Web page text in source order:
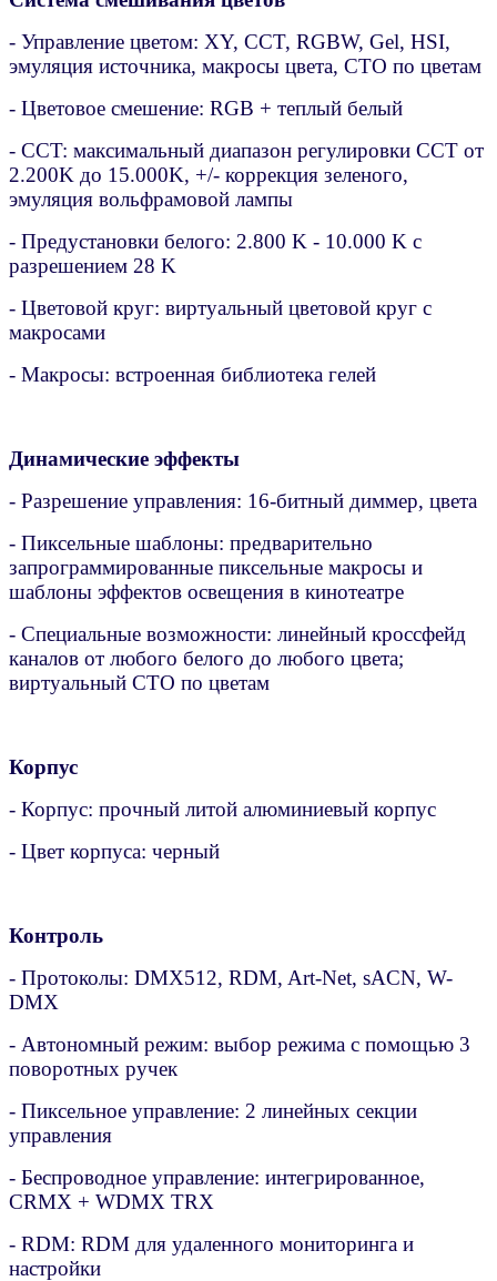
- Управление цветом: XY, CCT, RGBW, Gel, HSI,
эмуляция источника, макросы цвета, CTO по цветам
- Цветовое смешение: RGB + теплый белый
- CCT: максимальный диапазон регулировки CCT от
2.200K до 15.000K, +/- коррекция зеленого,
эмуляция вольфрамовой лампы
- Предустановки белого: 2.800 K - 10.000 K с
разрешением 28 K
- Цветовой круг: виртуальный цветовой круг с
макросами
- Макросы: встроенная библиотека гелей
Динамические эффекты
- Разрешение управления: 16-битный диммер, цвета
- Пиксельные шаблоны: предварительно
запрограммированные пиксельные макросы и
шаблоны эффектов освещения в кинотеатре
- Специальные возможности: линейный кроссфейд
каналов от любого белого до любого цвета;
виртуальный CTO по цветам
Корпус
- Корпус: прочный литой алюминиевый корпус
- Цвет корпуса: черный
Контроль
- Протоколы: DMX512, RDM, Art-Net, sACN, W-
DMX
- Автономный режим: выбор режима с помощью 3
поворотных ручек
- Пиксельное управление: 2 линейных секции
управления
- Беспроводное управление: интегрированное,
CRMX + WDMX TRX
- RDM: RDM для удаленного мониторинга и
настройки